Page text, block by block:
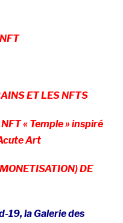
ET LES NFTS
« Temple » inspiré
Art
DE
19, la Galerie des